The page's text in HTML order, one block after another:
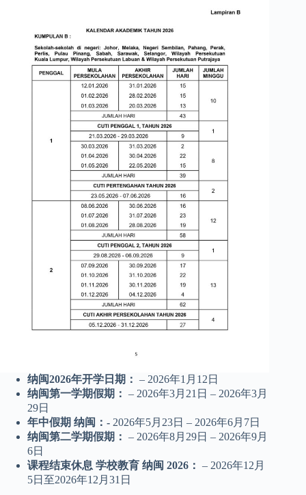
纳闽2026年开学日期： – 2026年1月12日
纳闽第一学期假期： – 2026年3月21日 – 2026年3月
29日
年中假期 纳闽 ：- 2026年5月23日 – 2026年6月7日
纳闽第二学期假期： – 2026年8月29日 – 2026年9月
6日
课程结束休息 学校教育 纳闽 2026： – 2026年12月
5日至2026年12月31日